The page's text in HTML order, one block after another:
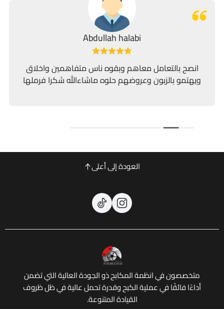
Abdullah halabi
معاهم وبقوه ناس متفاهمين واخلاق
وعروضهم حلوه ماشاءالله شكرا فرملها
العودة إلى أعلى
في انظمة المكابح ذو الجودة العالية التي تضمن
في عملية الكبح وقدرة تحمل عالية في ظل ظروف
القيادة المتنوعة.